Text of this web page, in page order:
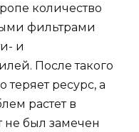
количество
фильтрами
и
После такого
теряет ресурс, а
растет в
не был замечен